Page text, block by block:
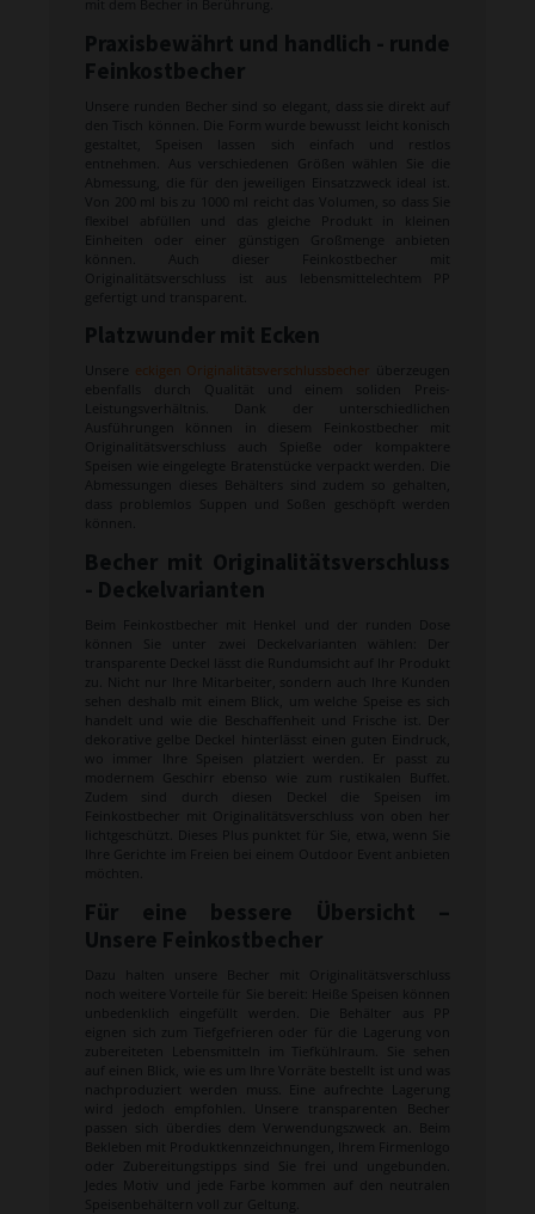
mit dem Becher in Berührung.
Praxisbewährt und handlich - runde
Feinkostbecher
Unsere runden Becher sind so elegant, dass sie direkt auf
den Tisch können. Die Form wurde bewusst leicht konisch
gestaltet, Speisen lassen sich einfach und restlos
entnehmen. Aus verschiedenen Größen wählen Sie die
Abmessung, die für den jeweiligen Einsatzzweck ideal ist.
Von 200 ml bis zu 1000 ml reicht das Volumen, so dass Sie
flexibel abfüllen und das gleiche Produkt in kleinen
Einheiten oder einer günstigen Großmenge anbieten
können. Auch dieser Feinkostbecher mit
Originalitätsverschluss ist aus lebensmittelechtem PP
gefertigt und transparent.
Platzwunder mit Ecken
Unsere eckigen Originalitätsverschlussbecher überzeugen
ebenfalls durch Qualität und einem soliden Preis-
Leistungsverhältnis. Dank der unterschiedlichen
Ausführungen können in diesem Feinkostbecher mit
Originalitätsverschluss auch Spieße oder kompaktere
Speisen wie eingelegte Bratenstücke verpackt werden. Die
Abmessungen dieses Behälters sind zudem so gehalten,
dass problemlos Suppen und Soßen geschöpft werden
können.
Becher mit Originalitätsverschluss
- Deckelvarianten
Beim Feinkostbecher mit Henkel und der runden Dose
können Sie unter zwei Deckelvarianten wählen: Der
transparente Deckel lässt die Rundumsicht auf Ihr Produkt
zu. Nicht nur Ihre Mitarbeiter, sondern auch Ihre Kunden
sehen deshalb mit einem Blick, um welche Speise es sich
handelt und wie die Beschaffenheit und Frische ist. Der
dekorative gelbe Deckel hinterlässt einen guten Eindruck,
wo immer Ihre Speisen platziert werden. Er passt zu
modernem Geschirr ebenso wie zum rustikalen Buffet.
Zudem sind durch diesen Deckel die Speisen im
Feinkostbecher mit Originalitätsverschluss von oben her
lichtgeschützt. Dieses Plus punktet für Sie, etwa, wenn Sie
Ihre Gerichte im Freien bei einem Outdoor Event anbieten
möchten.
Für eine bessere Übersicht –
Unsere Feinkostbecher
Dazu halten unsere Becher mit Originalitätsverschluss
noch weitere Vorteile für Sie bereit: Heiße Speisen können
unbedenklich eingefüllt werden. Die Behälter aus PP
eignen sich zum Tiefgefrieren oder für die Lagerung von
zubereiteten Lebensmitteln im Tiefkühlraum. Sie sehen
auf einen Blick, wie es um Ihre Vorräte bestellt ist und was
nachproduziert werden muss. Eine aufrechte Lagerung
wird jedoch empfohlen. Unsere transparenten Becher
passen sich überdies dem Verwendungszweck an. Beim
Bekleben mit Produktkennzeichnungen, Ihrem Firmenlogo
oder Zubereitungstipps sind Sie frei und ungebunden.
Jedes Motiv und jede Farbe kommen auf den neutralen
Speisenbehältern voll zur Geltung.